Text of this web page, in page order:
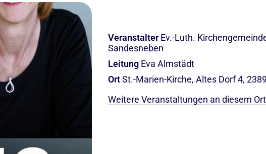
Veranstalter Ev.-Luth.
Sandesneben
Leitung Eva Almstädt
OrtSt.-Marien-Kirche, Altes Dorf 4,
Weitere Veranstaltungen an diesem Ort